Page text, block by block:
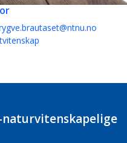
naturvitenskapelige